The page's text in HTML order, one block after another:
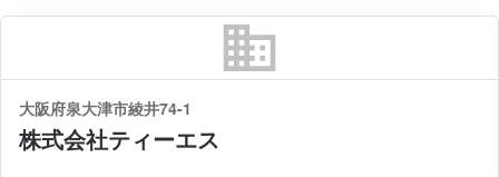
business
大阪府泉大津市綾井74-1
株式会社ティーエス